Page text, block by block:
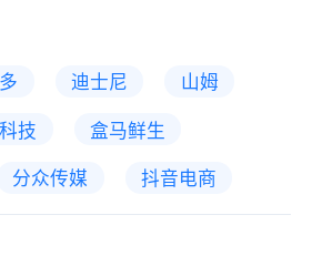
迪士尼
山姆
技
盒马鲜生
分众传媒 抖音电商